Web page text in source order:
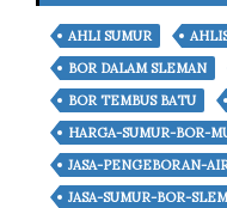
AHLI SUMUR
BOR DALAM SLEMAN
BOR TEMBUS BATU
HARGA-SUMUR-BOR-
JASA-PENGEBORAN-
JASA-SUMUR-BOR-